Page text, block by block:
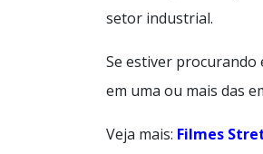
setor industrial.
Se estiver procurando
em uma ou mais das
Veja mais: Filmes